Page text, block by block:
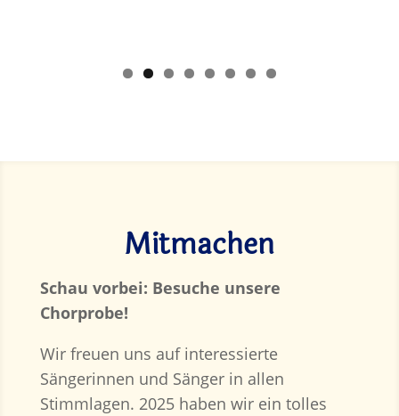
Mitmachen
Schau vorbei: Besuche unsere
Chorprobe!
Wir freuen uns auf interessierte
Sängerinnen und Sänger in allen
Stimmlagen. 2025 haben wir ein tolles